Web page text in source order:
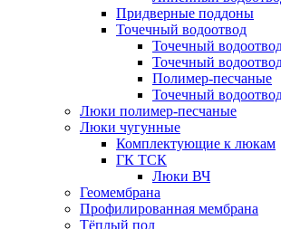
Придверные поддоны
Точечный водоотвод
Точечный
Точечный
Полимер-песчаные
Точечный
Люки полимер-песчаные
Люки чугунные
Комплектующие к люкам
ГК ТСК
Люки ВЧ
Геомембрана
Профилированная мембрана
Тёплый пол